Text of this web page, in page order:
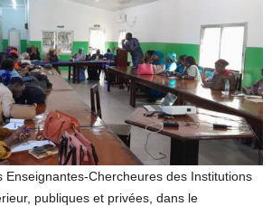
Enseignantes-Chercheures des Institutions
publiques et privées, dans le